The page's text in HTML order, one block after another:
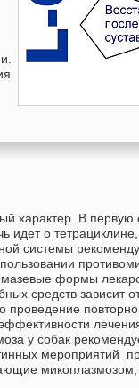
характер. В первую
идет о
системы
формы
средств зависит
проведение
у собак
мероприятий
микоплазмозом,